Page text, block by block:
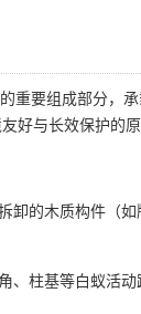
重要组成部分，
好与长效保护的
卸的木质构件（
、柱基等白蚁活动